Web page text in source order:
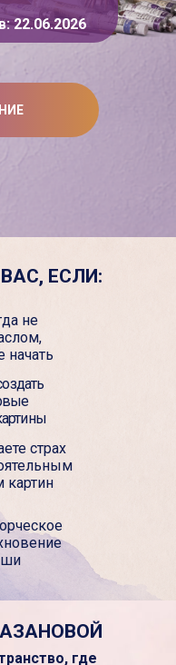
22.06.2026
не
начать
страх
картин
ЕСЛИ:
где